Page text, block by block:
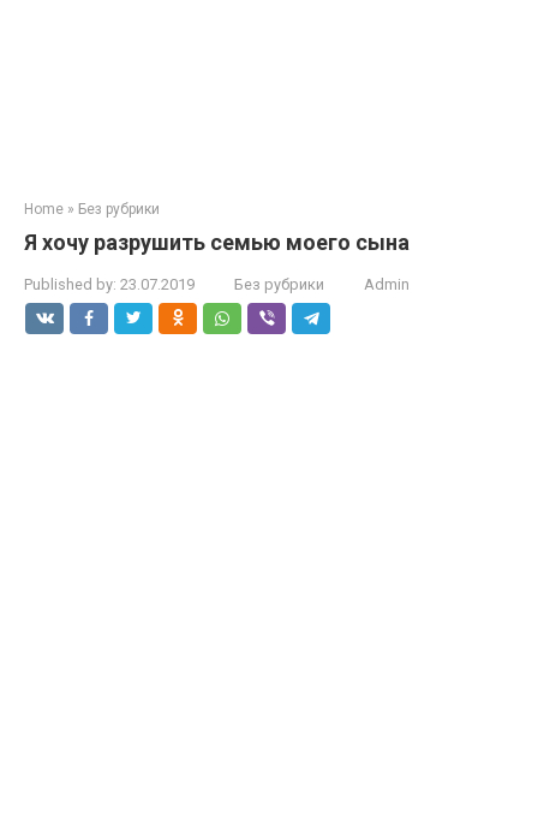
Home » Без рубрики
Я хочу разрушить семью моего сына
Published by: 23.07.2019 Без рубрики Admin